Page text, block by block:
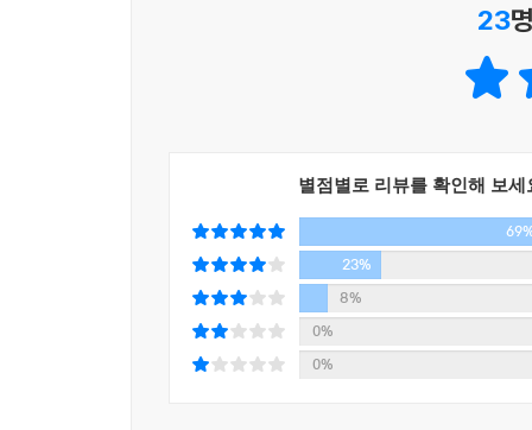
23
별점별로 리뷰를 확인해 보세
23%
8%
0%
0%